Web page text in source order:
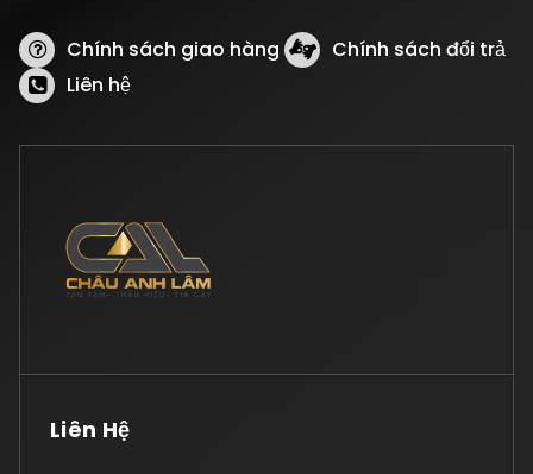
Chính sách giao hàng
Chính sách đổi trả
Liên hệ
Liên Hệ